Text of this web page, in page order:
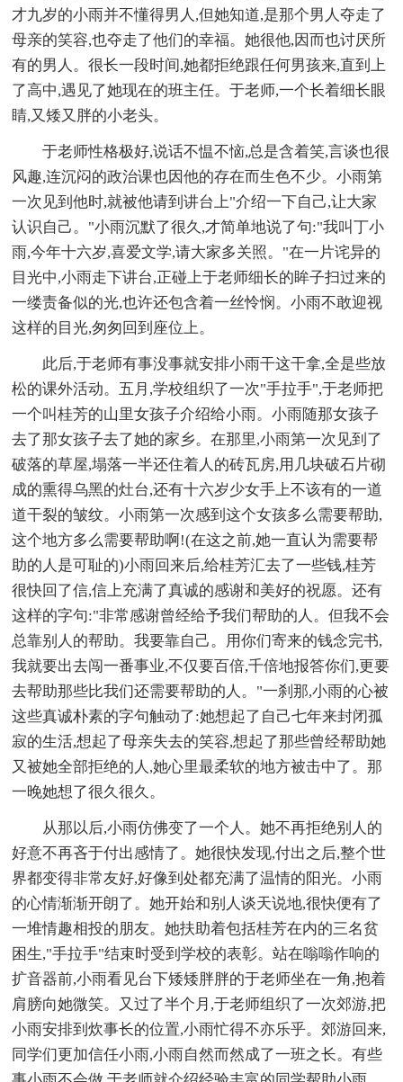
才九岁的小雨并不懂得男人,但她知道,是那个男人夺走了
母亲的笑容,也夺走了他们的幸福。她很他,因而也讨厌所
有的男人。很长一段时间,她都拒绝跟任何男孩来,直到上
了高中,遇见了她现在的班主任。于老师,一个长着细长眼
睛,又矮又胖的小老头。
于老师性格极好,说话不愠不恼,总是含着笑,言谈也很
风趣,连沉闷的政治课也因他的存在而生色不少。小雨第
一次见到他时,就被他请到讲台上"介绍一下自己,让大家
认识自己。"小雨沉默了很久,才简单地说了句:"我叫丁小
雨,今年十六岁,喜爱文学,请大家多关照。"在一片诧异的
目光中,小雨走下讲台,正碰上于老师细长的眸子扫过来的
一缕责备似的光,也许还包含着一丝怜悯。小雨不敢迎视
这样的目光,匆匆回到座位上。
此后,于老师有事没事就安排小雨干这干拿,全是些放
松的课外活动。五月,学校组织了一次"手拉手",于老师把
一个叫桂芳的山里女孩子介绍给小雨。小雨随那女孩子
去了那女孩子去了她的家乡。在那里,小雨第一次见到了
破落的草屋,塌落一半还住着人的砖瓦房,用几块破石片砌
成的熏得乌黑的灶台,还有十六岁少女手上不该有的一道
道干裂的皱纹。小雨第一次感到这个女孩多么需要帮助,
这个地方多么需要帮助啊!(在这之前,她一直认为需要帮
助的人是可耻的)小雨回来后,给桂芳汇去了一些钱,桂芳
很快回了信,信上充满了真诚的感谢和美好的祝愿。还有
这样的字句:"非常感谢曾经给予我们帮助的人。但我不会
总靠别人的帮助。我要靠自己。用你们寄来的钱念完书,
我就要出去闯一番事业,不仅要百倍,千倍地报答你们,更要
去帮助那些比我们还需要帮助的人。"一刹那,小雨的心被
这些真诚朴素的字句触动了:她想起了自己七年来封闭孤
寂的生活,想起了母亲失去的笑容,想起了那些曾经帮助她
又被她全部拒绝的人,她心里最柔软的地方被击中了。那
一晚她想了很久很久。
从那以后,小雨仿佛变了一个人。她不再拒绝别人的
好意不再吝于付出感情了。她很快发现,付出之后,整个世
界都变得非常友好,好像到处都充满了温情的阳光。小雨
的心情渐渐开朗了。她开始和别人谈天说地,很快便有了
一堆情趣相投的朋友。她扶助着包括桂芳在内的三名贫
困生,"手拉手"结束时受到学校的表彰。站在嗡嗡作响的
扩音器前,小雨看见台下矮矮胖胖的于老师坐在一角,抱着
肩膀向她微笑。又过了半个月,于老师组织了一次郊游,把
小雨安排到炊事长的位置,小雨忙得不亦乐乎。郊游回来,
同学们更加信任小雨,小雨自然而然成了一班之长。有些